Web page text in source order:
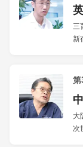
三
新
第
大
次